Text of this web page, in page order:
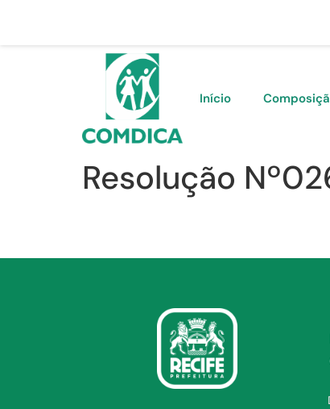
Início
Resolução